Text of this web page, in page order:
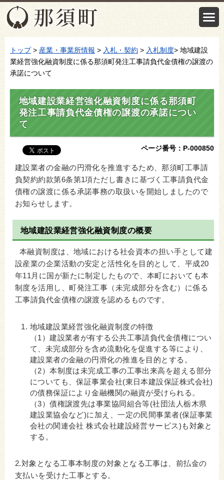
トップ> 産業・事業所情報 > 入札・契約 > 入札制度> 地域建設
業経営強化融資制度に係る那須町発注工事請負代金債権の譲渡の
承諾について
地域建設業経営強化融資制度に係る那須町
発注工事請負代金債権の譲渡の承諾につい
て
ページ番号：P-000850
建設業者の金融の円滑化を推進するため、那須町工事請
負契約約款第6条第1項ただし書きに基づく工事請負代金
債権の譲渡に係る承諾事務の取扱いを開始しましたので
お知らせします。
地域建設業経営強化融資制度の概要
本融資制度は、地域における社会資本の担い手として建
設産業の企業活動の安定と活性化を目的として、平成20
年11月に国が新たに制定したもので、本町においても本
制度を活用し、町発注工事（未完成部分を含む）に係る
工事請負代金債権の譲渡を認めるものです。
地域建設業経営強化融資制度の特徴
（1）建設業者が有する公共工事請負代金債権につい
て、未完成部分を含め流動化を促進する等により、
建設業者の金融の円滑化の推進を目的とする。
（2）本制度は未完成工事の工事出来高を超える部分
についても、保証事業会社(東日本建設保証株式会社)
の債務保証により金融機関の融資が受けられる。
（3）債権譲渡先は事業協同組合等(社団法人栃木県
建設業協会など)に加え、一定の民間事業者(保証事業
会社の関連会社 株式会社建設経営サービス)も対象と
する。
2.対象となる工事本制度の対象となる工事は、前払金の
支払いを受けた工事とする。